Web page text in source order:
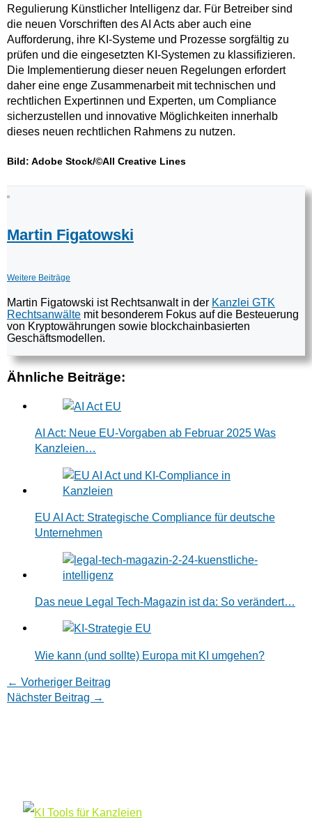
Regulierung Künstlicher Intelligenz dar. Für Betreiber sind
die neuen Vorschriften des AI Acts aber auch eine
Aufforderung, ihre KI-Systeme und Prozesse sorgfältig zu
prüfen und die eingesetzten KI-Systemen zu klassifizieren.
Die Implementierung dieser neuen Regelungen erfordert
daher eine enge Zusammenarbeit mit technischen und
rechtlichen Expertinnen und Experten, um Compliance
sicherzustellen und innovative Möglichkeiten innerhalb
dieses neuen rechtlichen Rahmens zu nutzen.
Bild: Adobe Stock/©All Creative Lines
Martin Figatowski
Weitere Beiträge
Martin Figatowski ist Rechtsanwalt in der Kanzlei GTK
Rechtsanwälte mit besonderem Fokus auf die Besteuerung
von Kryptowährungen sowie blockchainbasierten
Geschäftsmodellen.
Ähnliche Beiträge:
AI Act: Neue EU-Vorgaben ab Februar 2025 Was
Kanzleien…
EU AI Act: Strategische Compliance für deutsche
Unternehmen
Das neue Legal Tech-Magazin ist da: So verändert…
Wie kann (und sollte) Europa mit KI umgehen?
← Vorheriger Beitrag
Nächster Beitrag →